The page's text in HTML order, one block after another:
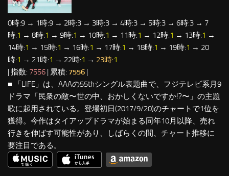
0時:9 → 1時:9 → 2時:3 → 3時:3 → 4時:3 → 5時:3 → 6時:3 → 7
時:1 → 8時:1 → 9時:1 → 10時:1 → 11時:1 → 12時:1 → 13時:1 →
14時:1 → 15時:1 → 16時:1 → 17時:1 → 18時:1 → 19時:1 → 20
時:1 → 21時:1 → 22時:1 → 23時:1
| 指数: 7556 | 累積: 7556 |
■ 「LIFE」は、AAAの55thシングル表題曲で、フジテレビ系月9
ドラマ「民衆の敵〜世の中、おかしくないですか!?〜」の主題
歌に起用されている。登場初日(2017/9/20)のチャートで1位を
獲得。今作はタイアップドラマが始まる同年10月以降、売れ
行きを伸ばす可能性があり、しばらくの間、チャート推移に
要注目である。